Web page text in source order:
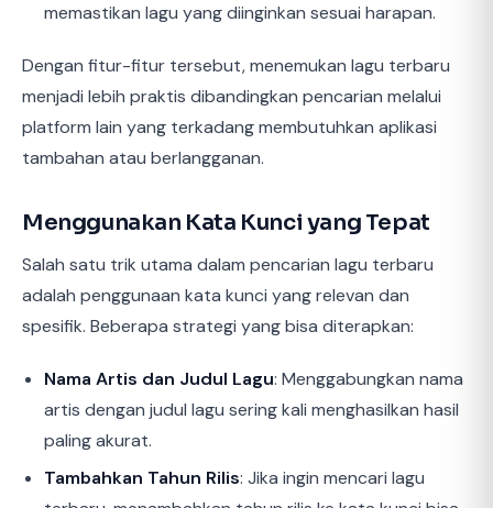
memastikan lagu yang diinginkan sesuai harapan.
Dengan fitur-fitur tersebut, menemukan lagu terbaru
menjadi lebih praktis dibandingkan pencarian melalui
platform lain yang terkadang membutuhkan aplikasi
tambahan atau berlangganan.
Menggunakan Kata Kunci yang Tepat
Salah satu trik utama dalam pencarian lagu terbaru
adalah penggunaan kata kunci yang relevan dan
spesifik. Beberapa strategi yang bisa diterapkan:
Nama Artis dan Judul Lagu: Menggabungkan nama
artis dengan judul lagu sering kali menghasilkan hasil
paling akurat.
Tambahkan Tahun Rilis: Jika ingin mencari lagu